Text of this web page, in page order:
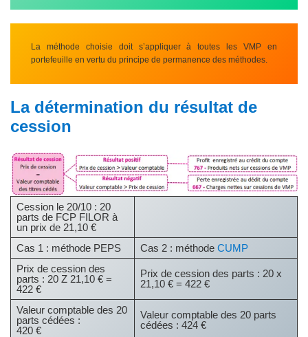
La méthode choisie doit s’appliquer à toutes les VMP en
portefeuille en vertu du principe de permanence des méthodes.
La détermination du résultat de
cession
Cession le 20/10 : 20
parts de FCP FILOR à
un prix de 21,10 €
Cas 1 : méthode PEPS
Cas 2 : méthode CUMP
Prix de cession des
parts : 20 Z 21,10 € =
422 €
Prix de cession des parts : 20 x
21,10 € = 422 €
Valeur comptable des 20
parts cédées :
420 €
Valeur comptable des 20 parts
cédées : 424 €